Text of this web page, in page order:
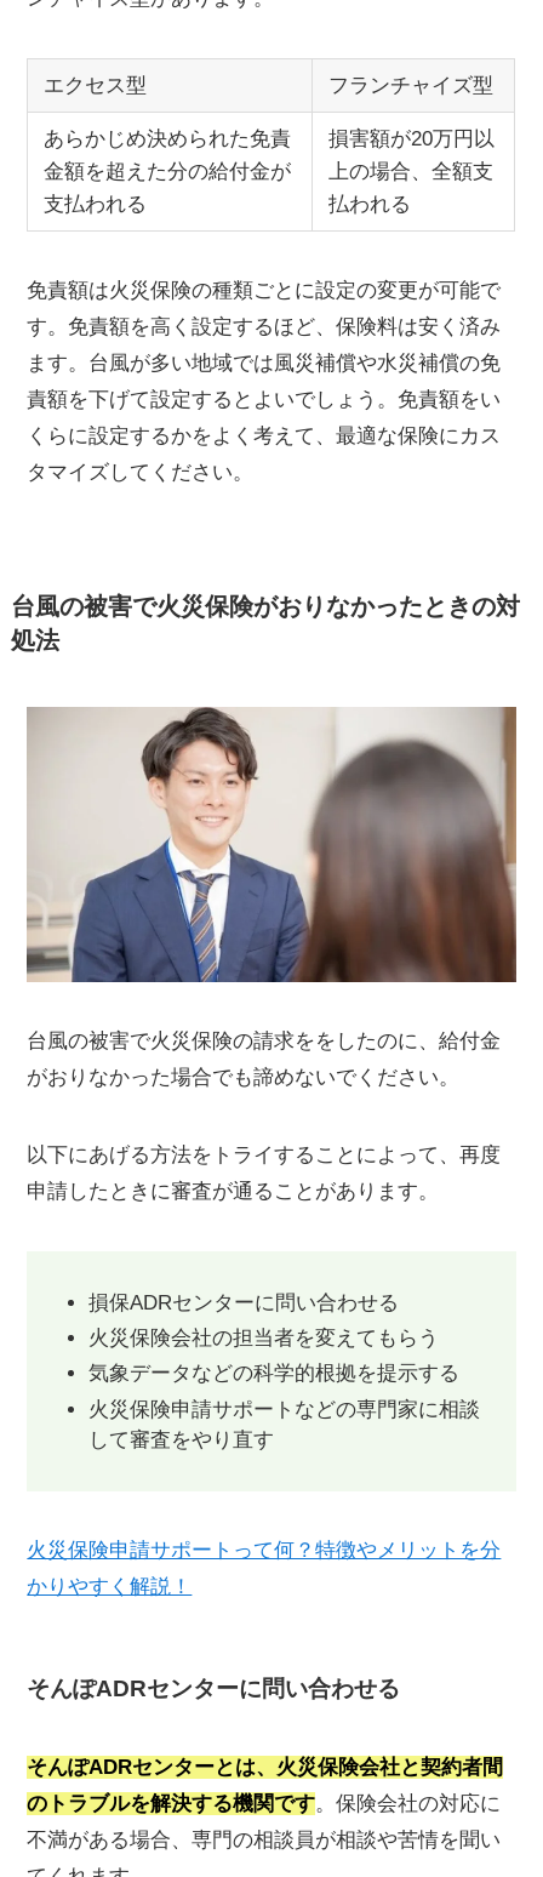
エクセス型 フランチャイズ型
あらかじめ決められた免責
金額を超えた分の給付金が
支払われる
損害額が20万円以
上の場合、全額支
払われる
免責額は火災保険の種類ごとに設定の変更が可能で
す。免責額を高く設定するほど、保険料は安く済み
ます。台風が多い地域では風災補償や水災補償の免
責額を下げて設定するとよいでしょう。免責額をい
くらに設定するかをよく考えて、最適な保険にカス
タマイズしてください。
台風の被害で火災保険がおりなかったときの対
処法
台風の被害で火災保険の請求ををしたのに、給付金
がおりなかった場合でも諦めないでください。
以下にあげる方法をトライすることによって、再度
申請したときに審査が通ることがあります。
損保ADRセンターに問い合わせる
火災保険会社の担当者を変えてもらう
気象データなどの科学的根拠を提示する
火災保険申請サポートなどの専門家に相談
して審査をやり直す
火災保険申請サポートって何？特徴やメリットを分
かりやすく解説！
そんぽADRセンターに問い合わせる
そんぽADRセンターとは、火災保険会社と契約者間
のトラブルを解決する機関です。保険会社の対応に
不満がある場合、専門の相談員が相談や苦情を聞い